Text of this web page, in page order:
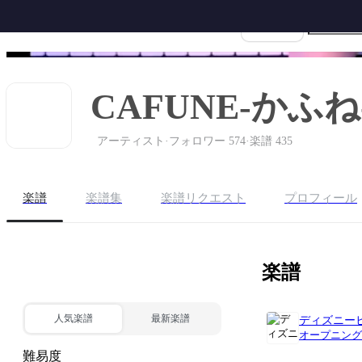
CAFUNE-かふ
アーティスト · フォロワー 574·楽譜 435
楽譜 楽譜集 楽譜リクエスト プロフィール
人気楽譜 最新楽譜
難易度
楽譜
ディズニー
オープニン